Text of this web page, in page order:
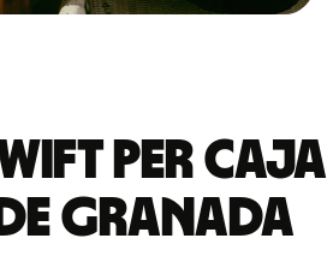
per CAJA
GRANADA